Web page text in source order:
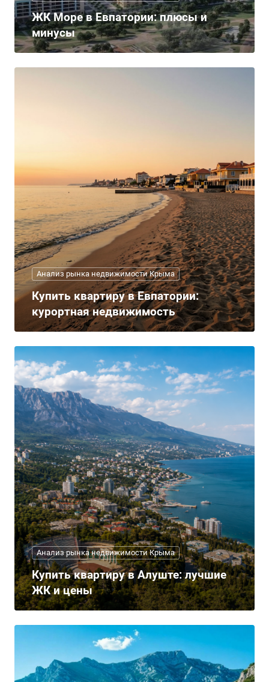
ЖК Море в Евпатории: плюсы и
минусы
Анализ рынка недвижимости Крыма
Купить квартиру в Евпатории:
курортная недвижимость
Анализ рынка недвижимости Крыма
Купить квартиру в Алуште: лучшие
ЖК и цены